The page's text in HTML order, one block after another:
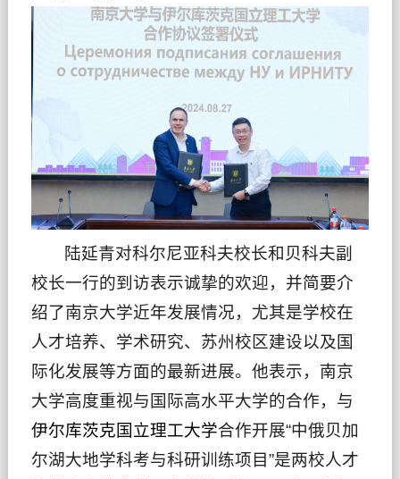
陆延青对科尔尼亚科夫校长和贝科夫副
校长一行的到访表示诚挚的欢迎，并简要介
绍了南京大学近年发展情况，尤其是学校在
人才培养、学术研究、苏州校区建设以及国
际化发展等方面的最新进展。他表示，南京
大学高度重视与国际高水平大学的合作，与
伊尔库茨克国立理工大学合作开展“中俄贝加
尔湖大地学科考与科研训练项目”是两校人才